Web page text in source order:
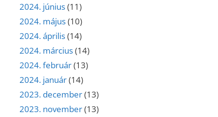
2024. június(11)
2024. május(10)
2024. április(14)
2024. március(14)
2024. február(13)
2024. január(14)
2023. december(13)
2023. november(13)